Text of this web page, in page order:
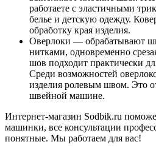
работаете с эластичными
белье и детскую одежду.
обработку края изделия.
Оверлоки — обрабатывают
нитками, одновременно
шов подходит практически
Среди возможностей
изделия ролевым швом. Это
швейной машине.
Интернет-магазин Sodbik.ru
машинки, все консультации
понятные. Мы работаем для вас!